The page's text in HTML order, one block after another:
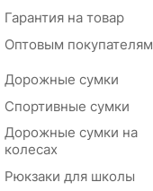
Гарантия на товар
Оптовым покупателям
Дорожные сумки
Спортивные сумки
Дорожные сумки на
колесах
Рюкзаки для школы